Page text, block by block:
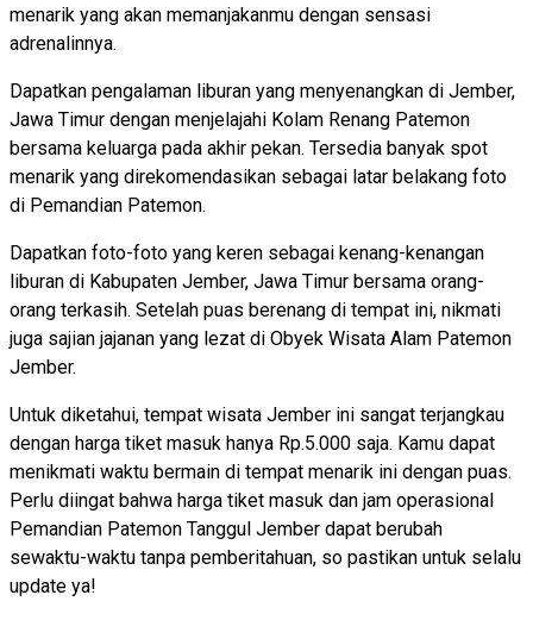
menarik yang akan memanjakanmu dengan sensasi
adrenalinnya.
Dapatkan pengalaman liburan yang menyenangkan di Jember,
Jawa Timur dengan menjelajahi Kolam Renang Patemon
bersama keluarga pada akhir pekan. Tersedia banyak spot
menarik yang direkomendasikan sebagai latar belakang foto
di Pemandian Patemon.
Dapatkan foto-foto yang keren sebagai kenang-kenangan
liburan di Kabupaten Jember, Jawa Timur bersama orang-
orang terkasih. Setelah puas berenang di tempat ini, nikmati
juga sajian jajanan yang lezat di Obyek Wisata Alam Patemon
Jember.
Untuk diketahui, tempat wisata Jember ini sangat terjangkau
dengan harga tiket masuk hanya Rp.5.000 saja. Kamu dapat
menikmati waktu bermain di tempat menarik ini dengan puas.
Perlu diingat bahwa harga tiket masuk dan jam operasional
Pemandian Patemon Tanggul Jember dapat berubah
sewaktu-waktu tanpa pemberitahuan, so pastikan untuk selalu
update ya!